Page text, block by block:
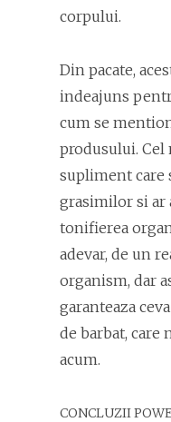
corpului.
Din pacate,
indeajuns
cum se
produsului.
supliment care
grasimilor si ar
tonifierea
adevar, de un
organism, dar
garanteaza
de barbat, care
acum.
CONCLUZII